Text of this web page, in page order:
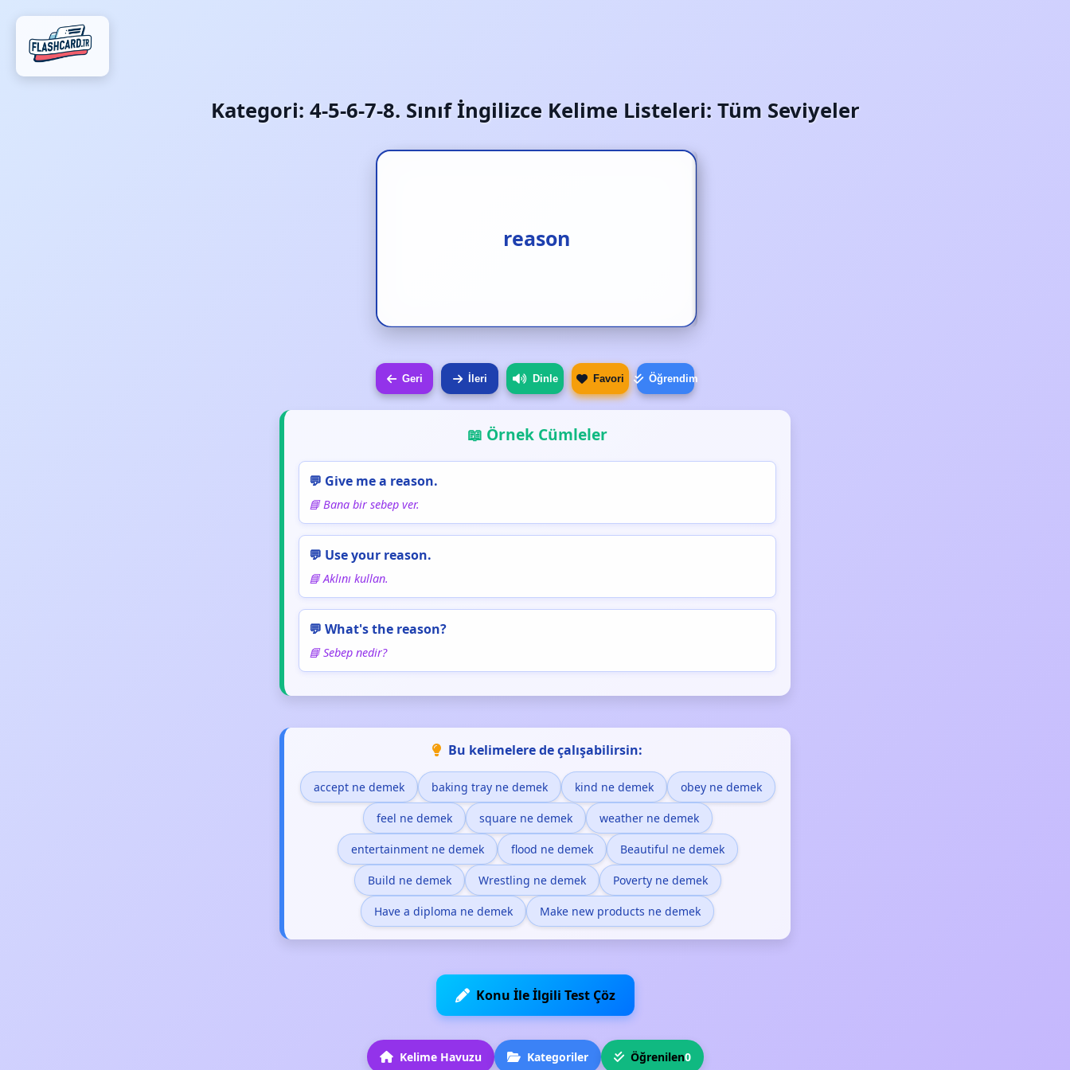
Kategori: 4-5-6-7-8. Sınıf İngilizce Kelime Listeleri: Tüm Seviyeler
reason
sebep
Geri İleri Dinle Favori Öğrendim
📖 Örnek Cümleler
💬 Give me a reason.
📘 Bana bir sebep ver.
💬 Use your reason.
📘 Aklını kullan.
💬 What's the reason?
📘 Sebep nedir?
Bu kelimelere de çalışabilirsin:
accept ne demek baking tray ne demek kind ne demek obey ne demek
feel ne demek square ne demek weather ne demek
entertainment ne demek flood ne demek Beautiful ne demek
Build ne demek Wrestling ne demek Poverty ne demek
Have a diploma ne demek Make new products ne demek
Konu İle İlgili Test Çöz
Kelime Havuzu Kategoriler Öğrenilen0